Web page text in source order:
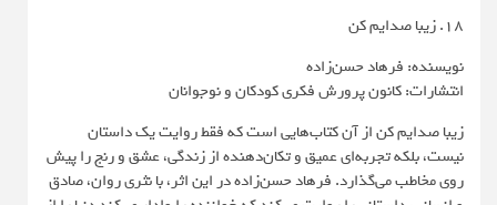
18. زیبا صدایم کن
نویسنده: فرهاد حسن‌زاده
انتشارات: کانون پرورش فکری کودکان و نوجوانان
زیبا صدایم کن از آن کتاب‌هایی است که فقط روایت یک داستان
نیست، بلکه تجربه‌ای عمیق و تکان‌دهنده از زندگی، عشق و رنج را پیش
روی مخاطب می‌گذارد. فرهاد حسن‌زاده در این اثر، با نثری روان، صادق